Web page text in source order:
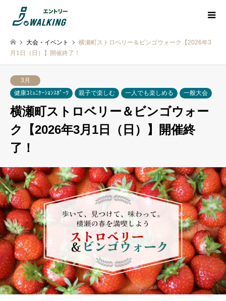
大会・イベント
横瀬町ストロベリー＆ビンゴウォーク【2026年3
月1日（日）】開催終了！
3月
健康ｺﾐｭﾆｹｰｼｮﾝｽﾎﾟｰﾂ
親子で楽しむ 一人でも楽しめる 一般大会
横瀬町ストロベリー＆ビンゴウォー
ク【2026年3月1日（日）】開催終
了！